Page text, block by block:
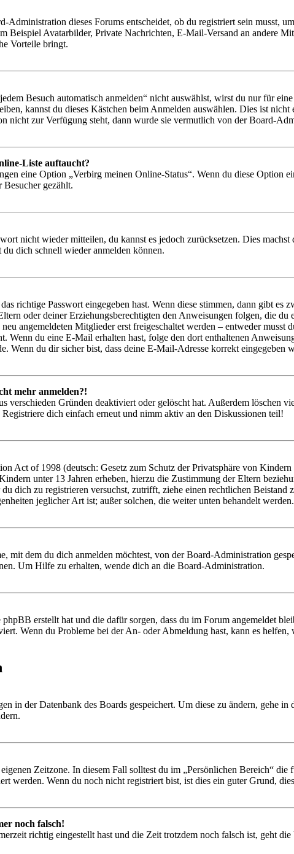
dieses Forums entscheidet, ob du registriert sein musst,
Beispiel Avatarbilder, Private Nachrichten, E-Mail-Versand an andere
Vorteile bringt.
Besuch automatisch anmelden“ nicht auswählst, wirst du nur für
kannst du dieses Kästchen beim Anmelden auswählen. Dies ist
nicht zur Verfügung steht, dann wurde sie vermutlich von der Board-
Liste auftaucht?
eine Option „Verbirg meinen Online-Status“. Wenn du diese Option
Besucher gezählt.
nicht wieder mitteilen, du kannst es jedoch zurücksetzen. Dies
dich schnell wieder anmelden können.
richtige Passwort eingegeben hast. Wenn diese stimmen, dann gibt es
oder deiner Erziehungsberechtigten den Anweisungen folgen, die
angemeldeten Mitglieder erst freigeschaltet werden – entweder musst
du eine E-Mail erhalten hast, folge den dort enthaltenen
Wenn du dir sicher bist, dass deine E-Mail-Adresse korrekt eingegeben
mehr anmelden?!
verschieden Gründen deaktiviert oder gelöscht hat. Außerdem löschen
dich einfach erneut und nimm aktiv an den Diskussionen teil!
Act of 1998 (deutsch: Gesetz zum Schutz der Privatsphäre von
unter 13 Jahren erheben, hierzu die Zustimmung der Eltern
dich zu registrieren versuchst, zutrifft, ziehe einen rechtlichen Beistand
jeglicher Art ist; außer solchen, die weiter unten behandelt werden.
mit dem du dich anmelden möchtest, von der Board-Administration
Um Hilfe zu erhalten, wende dich an die Board-Administration.
erstellt hat und die dafür sorgen, dass du im Forum angemeldet
Wenn du Probleme bei der An- oder Abmeldung hast, kann es
in der Datenbank des Boards gespeichert. Um diese zu ändern, gehe
Zeitzone. In diesem Fall solltest du im „Persönlichen Bereich“
werden. Wenn du noch nicht registriert bist, ist dies ein guter Grund,
noch falsch!
richtig eingestellt hast und die Zeit trotzdem noch falsch ist, geht